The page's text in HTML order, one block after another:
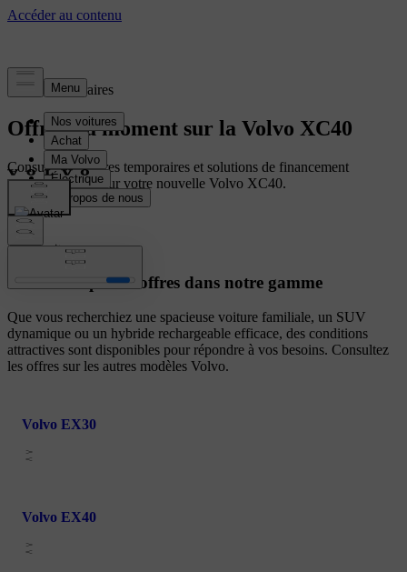
Offres temporaires
Offres du moment sur la Volvo XC40
Consultez les offres temporaires et solutions de financement
personnalisées pour votre nouvelle Volvo XC40.
Autres voitures
Découvrez plus d'offres dans notre gamme
Que vous recherchiez une spacieuse voiture familiale, un SUV
dynamique ou un hybride rechargeable efficace, des conditions
attractives sont disponibles pour répondre à vos besoins. Consultez
les offres sur les autres modèles Volvo.
Volvo EX30
Volvo EX40